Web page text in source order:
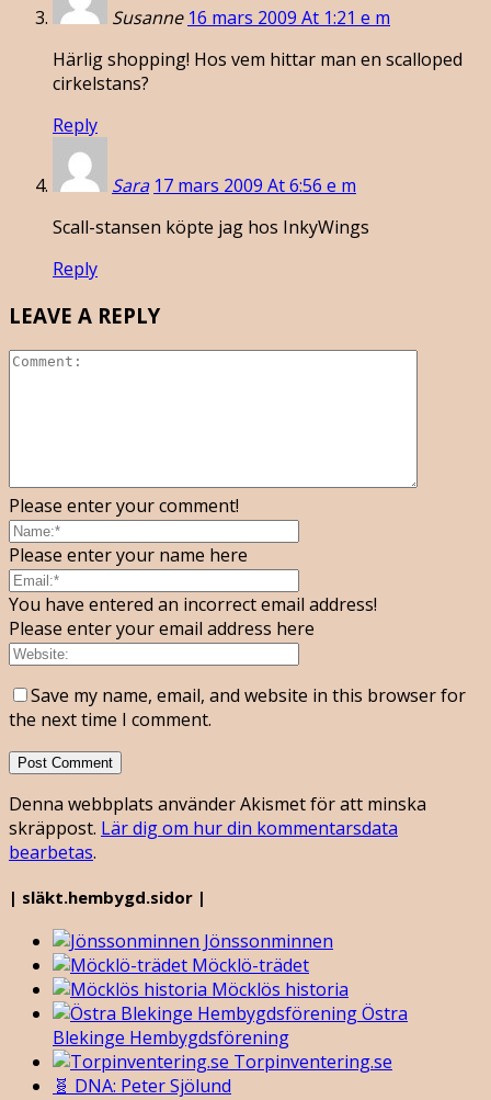
Susanne 16 mars 2009 At 1:21 e m
Härlig shopping! Hos vem hittar man en scalloped
cirkelstans?
Reply
Sara 17 mars 2009 At 6:56 e m
Scall-stansen köpte jag hos InkyWings
Reply
LEAVE A REPLY
Please enter your comment!
Please enter your name here
You have entered an incorrect email address!
Please enter your email address here
Save my name, email, and website in this browser for
the next time I comment.
Denna webbplats använder Akismet för att minska
skräppost. Lär dig om hur din kommentarsdata
bearbetas.
| släkt.hembygd.sidor |
Jönssonminnen
Möcklö-trädet
Möcklös historia
Östra
Blekinge Hembygdsförening
Torpinventering.se
🧬 DNA: Peter Sjölund